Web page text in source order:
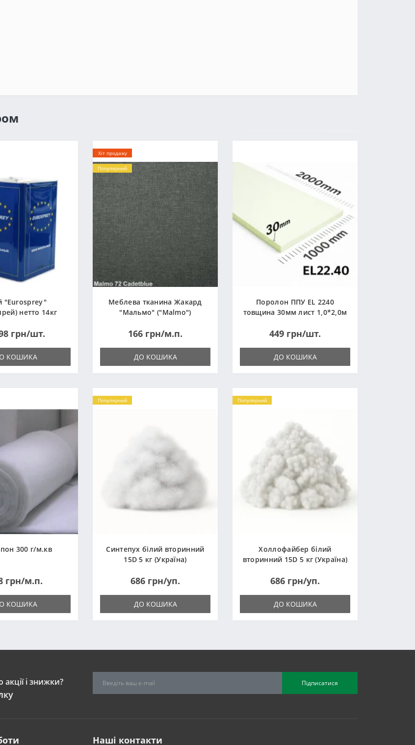
"Eurosprey"
нетто 14кг
грн/шт.
КОШИКА
Хіт продажу
Популярний
Меблева тканина Жакард
"Мальмо" ("Malmo")
166 грн/м.п.
ДО КОШИКА
Поролон ППУ EL 2240
товщина 30мм лист 1,0*2,0м
449 грн/шт.
ДО КОШИКА
300 г/м.кв
грн/м.п.
КОШИКА
Популярний
Синтепух білий вторинний
15D 5 кг (Україна)
686 грн/уп.
ДО КОШИКА
Популярний
Холлофайбер білий
вторинний 15D 5 кг (Україна)
686 грн/уп.
ДО КОШИКА
і знижки? Підписатися
Наші контакти